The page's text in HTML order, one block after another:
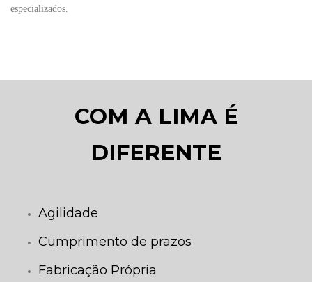
especializados.
COM A LIMA É
DIFERENTE
Agilidade
Cumprimento de prazos
Fabricação Própria